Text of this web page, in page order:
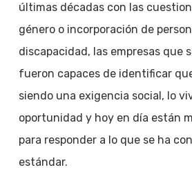
últimas décadas con las
género o incorporación de
discapacidad, las empresas que
fueron capaces de identificar
siendo una exigencia social, lo
oportunidad y hoy en día están
para responder a lo que se ha
estándar.